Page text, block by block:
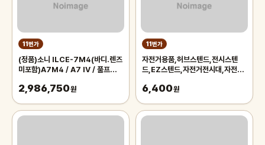
11번가
(정품)소니 ILCE-7M4(바디.렌즈
미포함)A7M4 / A7 IV / 풀프레임
2,986,750원
11번가
자전거용품,허브스텐드,전시스텐
드,EZ스텐드,자전거전시대,자전거
6,400원